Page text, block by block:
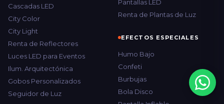
Cascadas LED
City Color
City Light
Renta de Reflectores
Luces LED para Eventos
Ilum. Arquitectónica
Gobos Personalizados
Seguidor de Luz
Pantallas LED
Renta de Plantas de Luz
EFECTOS ESPECIALES
Humo Bajo
Confeti
Burbujas
Bola Disco